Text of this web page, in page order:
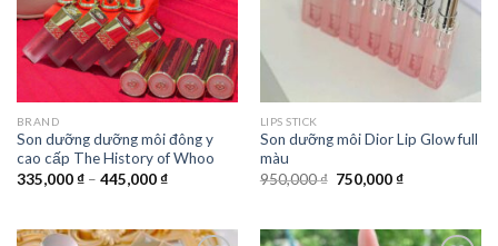
BRAND
Son dưỡng dưỡng môi đông y
cao cấp The History of Whoo
335,000₫– 445,000₫
LIPS STICK
Son dưỡng môi Dior Lip Glow full
màu
950,000₫ 750,000₫